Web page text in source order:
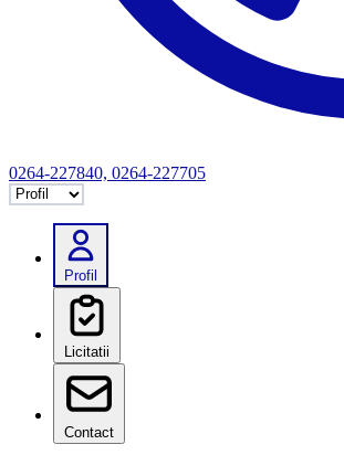
0264-227840, 0264-227705
Selectează tab
Profil
Licitatii
Contact